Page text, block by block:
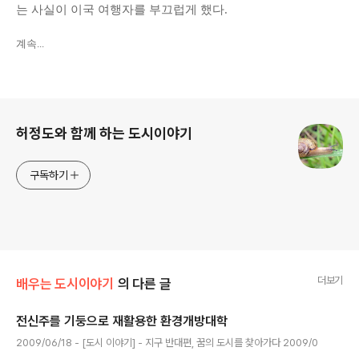
는 사실이 이국 여행자를 부끄럽게 했다.
계속...
허정도와 함께 하는 도시이야기
구독하기
배우는 도시이야기 의 다른 글 더보기
전신주를 기둥으로 재활용한 환경개방대학
2009/06/18 - [도시 이야기] - 지구 반대편, 꿈의 도시를 찾아가다 2009/0